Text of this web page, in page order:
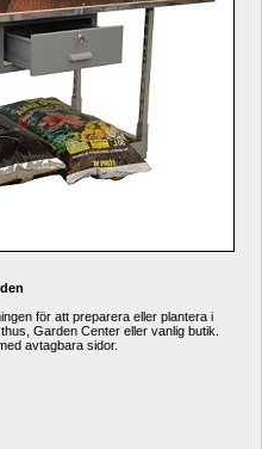
för att preparera eller plantera i
Garden Center eller vanlig butik.
avtagbara sidor.